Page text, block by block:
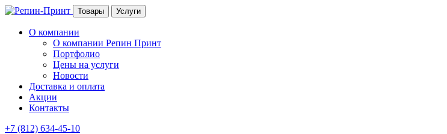
Товары Услуги
О компании
О компании Репин Принт
Портфолио
Цены на услуги
Новости
Доставка и оплата
Акции
Контакты
+7 (812) 634-45-10